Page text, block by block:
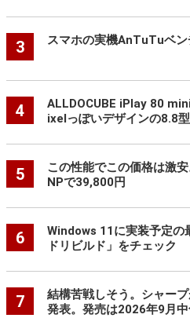
3 スマホの実機AnTuTuベ
4
ALLDOCUBE iPlay 80
ixelっぽいデザインの8.8
5
この性能でこの価格は激
NPで39,800円
6
Windows 11に実装予定の
ドリビルド」をチェック
7
結構苦戦しそう。シャー
発表。発売は2026年9月